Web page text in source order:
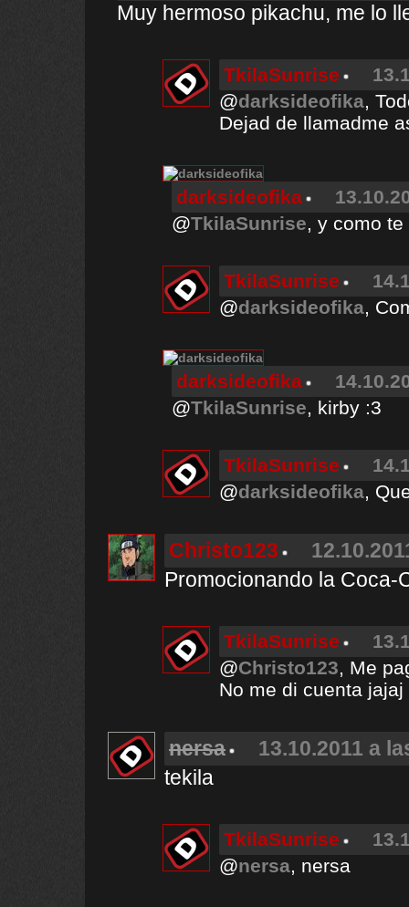
Muy hermoso pikachu, me lo
TkilaSunrise
@darksideofika,
Dejad de llamadme
darksideofika
@TkilaSunrise, y como
TkilaSunrise
@darksideofika,
darksideofika
@TkilaSunrise, kirby :3
TkilaSunrise
@darksideofika,
Christo123
Promocionando la Coca-
TkilaSunrise
@Christo123, Me
No me di cuenta jajaj
nersa
13.10.2011 a
tekila
TkilaSunrise
@nersa, nersa